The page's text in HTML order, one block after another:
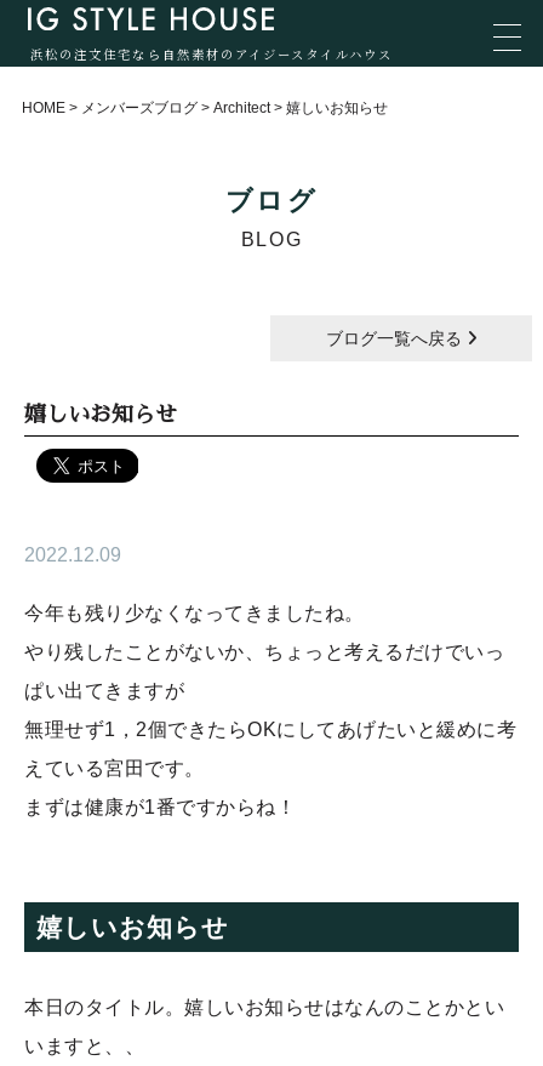
浜松の注文住宅なら自然素材のアイジースタイルハウス
HOME > メンバーズブログ > Architect > 嬉しいお知らせ
ブログ
BLOG
ブログ一覧へ戻る
嬉しいお知らせ
2022.12.09
今年も残り少なくなってきましたね。
やり残したことがないか、ちょっと考えるだけでいっ
ぱい出てきますが
無理せず1，2個できたらOKにしてあげたいと緩めに考
えている宮田です。
まずは健康が1番ですからね！
嬉しいお知らせ
本日のタイトル。嬉しいお知らせはなんのことかとい
いますと、、